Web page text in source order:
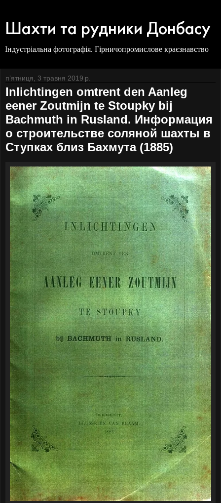
Шахти та рудники Донбасу
Індустріальна фотографія. Гірничопромислове краєзнавство
пʼятниця, 3 травня 2019 р.
Inlichtingen omtrent den Aanleg
eener Zoutmijn te Stoupky bij
Bachmuth in Rusland. Информация
о строительстве соляной шахты в
Ступках близ Бахмута (1885)